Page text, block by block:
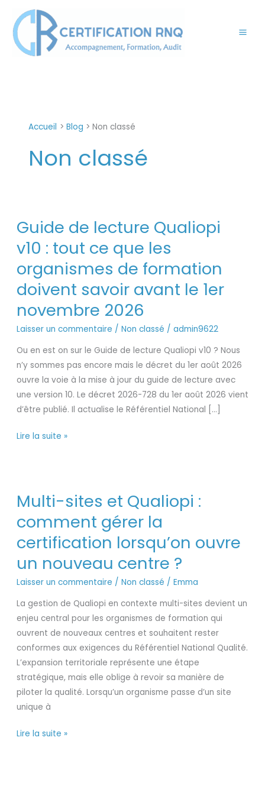
contenu
Accueil Blog Non classé
Non classé
Guide de lecture Qualiopi
v10 : tout ce que les
organismes de formation
doivent savoir avant le 1er
novembre 2026
Laisser un commentaire / Non classé / admin9622
Ou en est on sur le Guide de lecture Qualiopi v10 ? Nous
n’y sommes pas encore mais le décret du 1er août 2026
ouvre la voie à la mise à jour du guide de lecture avec
une version 10. Le décret 2026-728 du 1er août 2026 vient
d’être publié. Il actualise le Référentiel National […]
de
lecture
Qualiopi
v10
ce
que
les
organismes
de
formation
doivent
avant
Lire la suite »
Multi-sites et Qualiopi :
comment gérer la
certification lorsqu’on ouvre
un nouveau centre ?
Laisser un commentaire / Non classé / Emma
La gestion de Qualiopi en contexte multi-sites devient un
enjeu central pour les organismes de formation qui
ouvrent de nouveaux centres et souhaitent rester
conformes aux exigences du Référentiel National Qualité.
L’expansion territoriale représente une étape
stratégique, mais elle oblige à revoir sa manière de
piloter la qualité. Lorsqu’un organisme passe d’un site
unique à
sites
Qualiopi
:
comment
la
certification
lorsqu’on
ouvre
un
nouveau
centre
?
Lire la suite »